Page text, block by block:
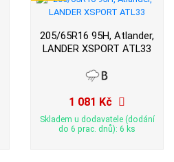
205/65R16 95H, Atlander,
LANDER XSPORT ATL33
1 081 Kč
Skladem u dodavatele (dodání
do 6 prac. dnů): 6 ks